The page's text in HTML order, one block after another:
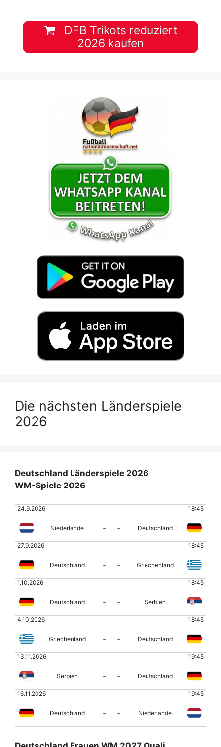
DFB Trikots reduziert
2026 kaufen
Die nächsten Länderspiele
2026
Deutschland Länderspiele 2026
WM-Spiele 2026
24.9.2026 18:45
Niederlande - - Deutschland
27.9.2026 18:45
Deutschland - - Griechenland
1.10.2026 18:45
Deutschland - - Serbien
4.10.2026 18:45
Griechenland - - Deutschland
13.11.2026 19:45
Serbien - - Deutschland
16.11.2026 19:45
Deutschland - - Niederlande